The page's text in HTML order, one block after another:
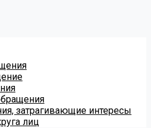
затрагивающие интересы
лиц